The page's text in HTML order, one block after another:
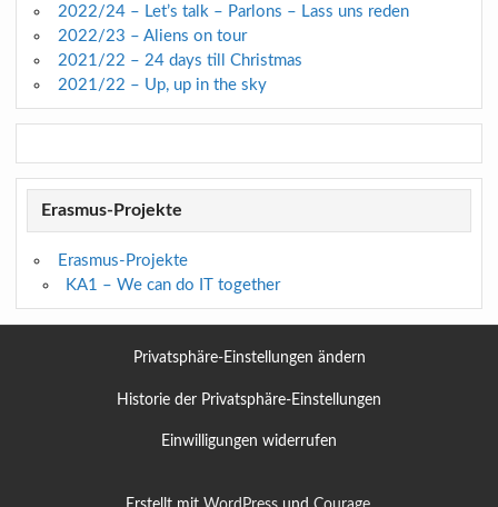
2022/24 – Let’s talk – Parlons – Lass uns reden
2022/23 – Aliens on tour
2021/22 – 24 days till Christmas
2021/22 – Up, up in the sky
Erasmus-Projekte
Erasmus-Projekte
KA1 – We can do IT together
Privatsphäre-Einstellungen ändern
Historie der Privatsphäre-Einstellungen
Einwilligungen widerrufen